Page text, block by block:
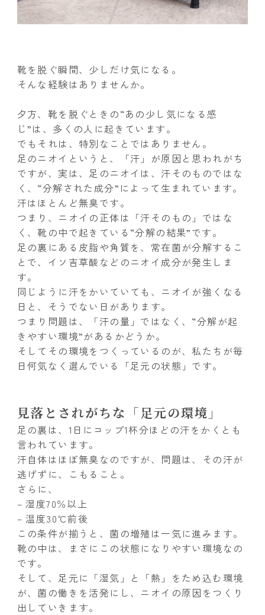
靴を脱ぐ瞬間、少しだけ気になる。
そんな経験はありませんか。
夕方、靴を脱ぐときの“あの少し気になる感
じ”は、多くの人に起きています。
でもそれは、特別なことではありません。
足のニオイというと、「汗」が原因と思われがち
ですが、実は、足のニオイは、汗そのものではな
く、“分解された成分”によって生まれています。
汗はほとんど無臭です。
つまり、ニオイの正体は「汗そのもの」ではな
く、靴の中で起きている“分解の結果”です。
足の裏にある皮脂や角質を、常在菌が分解するこ
とで、イソ吉草酸などのニオイ成分が発生しま
す。
同じように汗をかいていても、ニオイが強くなる
日と、そうでない日があります。
つまり問題は、「汗の量」ではなく、“分解が起
きやすい環境”があるかどうか。
そしてその環境をつくっているのが、私たちが毎
日何気なく選んでいる「足元の状態」です。
見落とされがちな「足元の環境」
足の裏は、1日にコップ1杯分ほどの汗をかくとも
言われています。
汗自体はほぼ無臭なのですが、問題は、その汗が
逃げずに、こもること。
さらに、
– 湿度70％以上
– 温度30℃前後
この条件が揃うと、菌の増殖は一気に進みます。
靴の中は、まさにこの状態になりやすい環境なの
です。
そして、足元に「湿気」と「熱」をため込む環境
が、菌の働きを活発にし、ニオイの原因をつくり
出していきます。